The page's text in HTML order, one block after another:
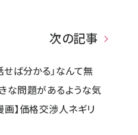
次の記事
せば分かる」なんて無
きな問題があるような気
】価格交渉人ネギリ